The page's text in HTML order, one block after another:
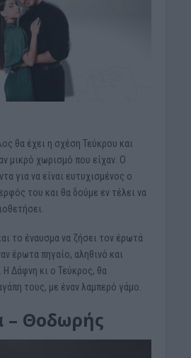
θα έχει η σχέση Τεύκρου και
μικρό χωρισμό που είχαν. Ο
για να είναι ευτυχισμένος ο
του και θα δούμε εν τέλει να
το έναυσμα να ζήσει τον έρωτά
έρωτα πηγαίο, αληθινό και
Δάφνη κι ο Τεύκρος, θα
τους, με έναν λαμπερό γάμο.
– Θοδωρής